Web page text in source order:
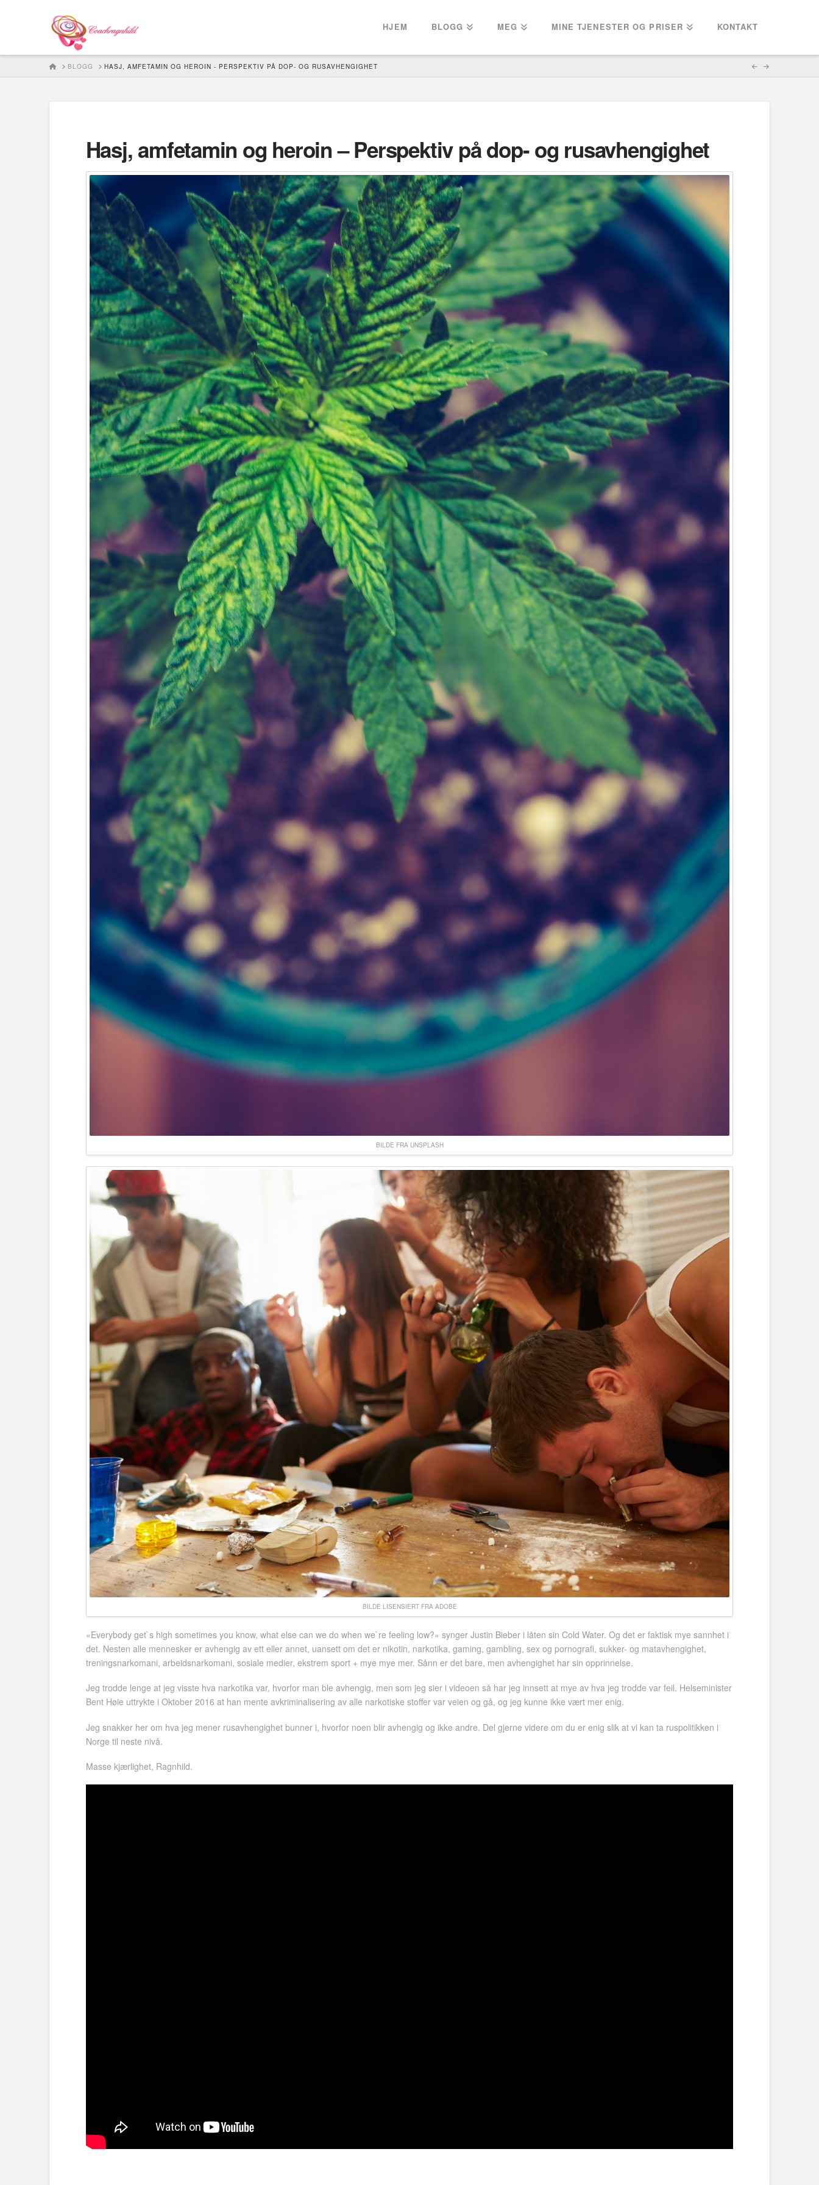
HJEM BLOGG MEG MINE TJENESTER OG PRISER KONTAKT
HOMEBLOGG HASJ, AMFETAMIN OG HEROIN - PERSPEKTIV PÅ DOP- OG RUSAVHENGIGHET
Hasj, amfetamin og heroin – Perspektiv på dop- og rusavhengighet
BILDE FRA UNSPLASH
BILDE LISENSIERT FRA ADOBE
«Everybody get`s high sometimes you know, what else can we do when we`re feeling low?» synger Justin Bieber i låten sin Cold Water. Og det er faktisk mye sannhet i
det. Nesten alle mennesker er avhengig av ett eller annet, uansett om det er nikotin, narkotika, gaming, gambling, sex og pornografi, sukker- og matavhengighet,
treningsnarkomani, arbeidsnarkomani, sosiale medier, ekstrem sport + mye mye mer. Sånn er det bare, men avhengighet har sin opprinnelse.
Jeg trodde lenge at jeg visste hva narkotika var, hvorfor man ble avhengig, men som jeg sier i videoen så har jeg innsett at mye av hva jeg trodde var feil. Helseminister
Bent Høie uttrykte i Oktober 2016 at han mente avkriminalisering av alle narkotiske stoffer var veien og gå, og jeg kunne ikke vært mer enig.
Jeg snakker her om hva jeg mener rusavhengighet bunner i, hvorfor noen blir avhengig og ikke andre. Del gjerne videre om du er enig slik at vi kan ta ruspolitikken i
Norge til neste nivå.
Masse kjærlighet, Ragnhild.